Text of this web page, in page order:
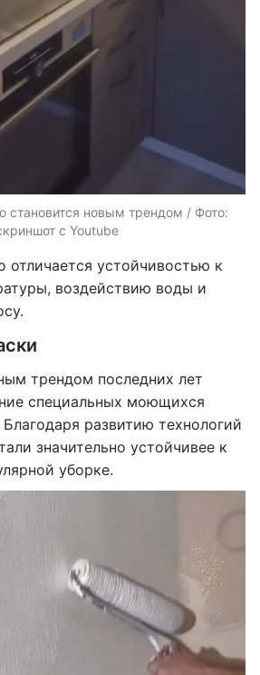
становится новым трендом / Фото:
с Youtube
отличается устойчивостью к
воздействию воды и
трендом последних лет
специальных моющихся
развитию технологий
значительно устойчивее к
уборке.